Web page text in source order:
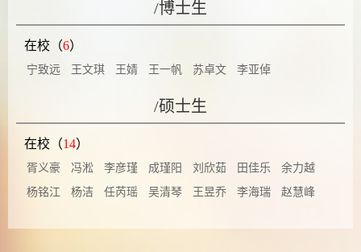
/博士生
在校（6）
宁致远 王文琪 王婧 王一帆 苏卓文 李亚倬
/硕士生
在校（14）
胥义豪 冯淞 李彦瑾 成瑾阳 刘欣茹 田佳乐
余力越
杨铭江
杨洁 任芮瑶 吴清琴 王昱乔 李海瑞 赵慧峰